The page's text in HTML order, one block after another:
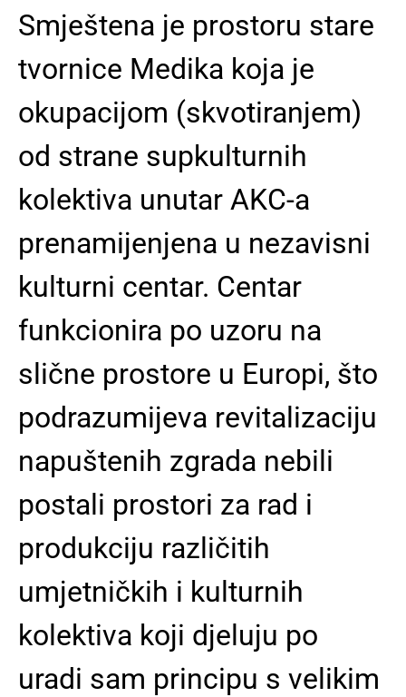
Smještena je prostoru stare
tvornice Medika koja je
okupacijom (skvotiranjem)
od strane supkulturnih
kolektiva unutar AKC-a
prenamijenjena u nezavisni
kulturni centar. Centar
funkcionira po uzoru na
slične prostore u Europi, što
podrazumijeva revitalizaciju
napuštenih zgrada nebili
postali prostori za rad i
produkciju različitih
umjetničkih i kulturnih
kolektiva koji djeluju po
uradi sam principu s velikim